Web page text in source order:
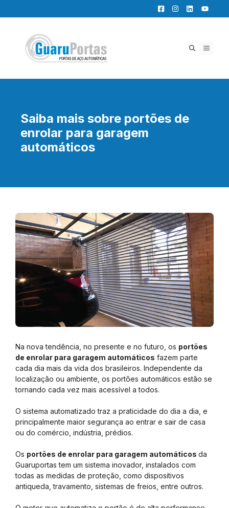
para
conteúdo
MENU
Saiba mais sobre portões de
enrolar para garagem
automáticos
Na nova tendência, no presente e no futuro, os portões
de enrolar para garagem automáticos fazem parte
cada dia mais da vida dos brasileiros. Independente da
localização ou ambiente, os portões automáticos estão se
tornando cada vez mais acessível a todos.
O sistema automatizado traz a praticidade do dia a dia, e
principalmente maior segurança ao entrar e sair de casa
ou do comércio, indústria, prédios.
Os portões de enrolar para garagem automáticos da
Guaruportas tem um sistema inovador, instalados com
todas as medidas de proteção, como dispositivos
antiqueda, travamento, sistemas de freios, entre outros.